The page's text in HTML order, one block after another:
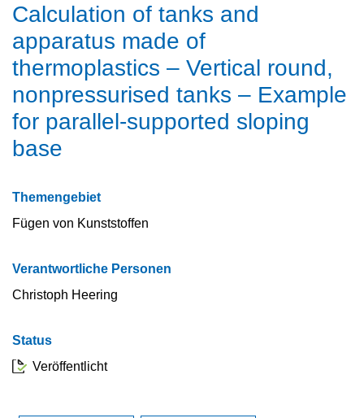
Calculation of tanks and
apparatus made of
thermoplastics – Vertical round,
nonpressurised tanks – Example
for parallel-supported sloping
base
Themengebiet
Fügen von Kunststoffen
Verantwortliche Personen
Christoph Heering
Status
Veröffentlicht